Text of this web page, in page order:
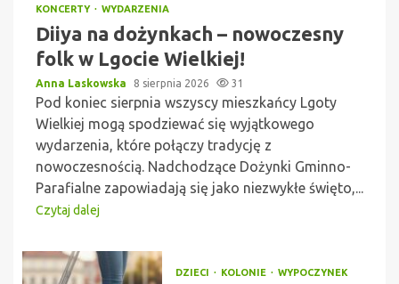
KONCERTY WYDARZENIA
Diiya na dożynkach – nowoczesny
folk w Lgocie Wielkiej!
Anna Laskowska 8 sierpnia 2026 31
Pod koniec sierpnia wszyscy mieszkańcy Lgoty
Wielkiej mogą spodziewać się wyjątkowego
wydarzenia, które połączy tradycję z
nowoczesnością. Nadchodzące Dożynki Gminno-
Parafialne zapowiadają się jako niezwykłe święto,...
Czytaj dalej
DZIECI KOLONIE WYPOCZYNEK